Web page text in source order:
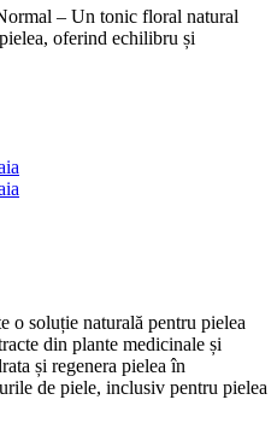
– Un tonic floral natural
oferind echilibru și
o soluție naturală pentru pielea
din plante medicinale și
și regenera pielea în
de piele, inclusiv pentru pielea